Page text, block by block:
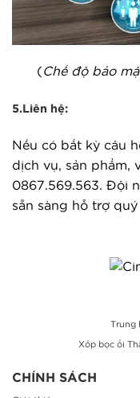
( Chế độ bảo
5.Liên hệ:
Nếu có bất kỳ câu
dịch vụ, sản phẩm,
0867.569.563. Đội
sẵn sàng hỗ trợ quý
Trung
Xốp bọc ổi
CHÍNH SÁCH